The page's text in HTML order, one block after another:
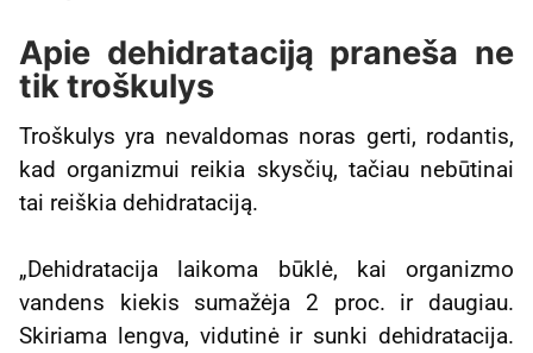
Apie dehidrataciją praneša ne
tik troškulys
Troškulys yra nevaldomas noras gerti, rodantis,
kad organizmui reikia skysčių, tačiau nebūtinai
tai reiškia dehidrataciją.
„Dehidratacija laikoma būklė, kai organizmo
vandens kiekis sumažėja 2 proc. ir daugiau.
Skiriama lengva, vidutinė ir sunki dehidratacija.